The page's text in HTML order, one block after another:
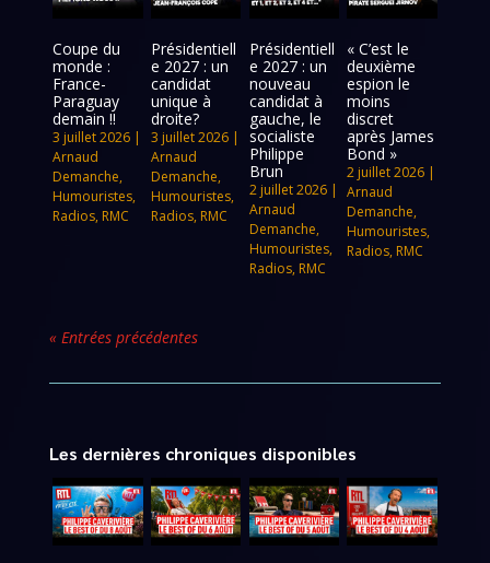
Coupe du
monde :
France-
Paraguay
demain !!
3 juillet 2026 |
Arnaud
Demanche,
Humouristes,
Radios, RMC
Présidentiell
e 2027 : un
candidat
unique à
droite?
3 juillet 2026|
Arnaud
Demanche,
Humouristes,
Radios, RMC
Présidentiell
e 2027 : un
nouveau
candidat à
gauche, le
socialiste
Philippe
Brun
2 juillet 2026|
Arnaud
Demanche,
Humouristes,
Radios, RMC
« C’est le
deuxième
espion le
moins
discret
après James
Bond »
2 juillet 2026 |
Arnaud
Demanche,
Humouristes,
Radios, RMC
« Entrées précédentes
Les dernières chroniques disponibles